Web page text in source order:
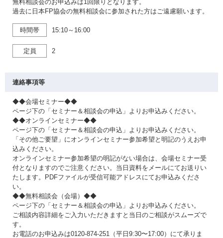
無料相談会のお申込みは1回限りとなります。
過去に日本FP協会の無料相談会に参加された方はご遠慮願います。
時間帯 15:10～16:00
定員 2
連絡事項等
◆◆会場セミナー◆◆
ページ下の「セミナー＆相談会の申込」よりお申込みください。
◆◆オンラインセミナー◆◆
ページ下の「セミナー＆相談会の申込」よりお申込みください。
「その他ご要望」にオンラインセミナー参加希望と明記のうえお申
込みください。
オンラインセミナー参加希望の明記がない場合は、会場セミナー受
付となりますのでご注意ください。当日資料をメールにてお送りい
たします。PDFファイルが受信可能アドレスにてお申込みくださ
い。
◆◆無料相談会（会場）◆◆
ページ下の「セミナー＆相談会の申込」よりお申込みください。
ご相談内容詳細をご入力いただきますと当日のご相談がスムーズで
す。
お電話のお申込みは0120-874-251（平日9:30〜17:00）にて承りま